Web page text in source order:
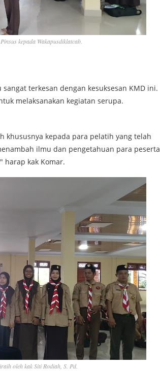
kepada Wakapusdiklatcab.
terkesan dengan kesuksesan KMD ini.
melaksanakan kegiatan serupa.
khususnya kepada para pelatih yang telah
ilmu dan pengetahuan para peserta
harap kak Komar.
oleh kak Siti Rodiah, S. Pd.